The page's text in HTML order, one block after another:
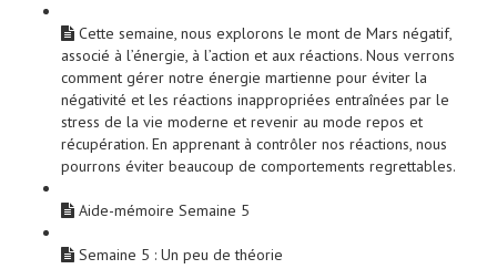
Cette semaine, nous explorons le mont de Mars négatif,
associé à l’énergie, à l’action et aux réactions. Nous verrons
comment gérer notre énergie martienne pour éviter la
négativité et les réactions inappropriées entraînées par le
stress de la vie moderne et revenir au mode repos et
récupération. En apprenant à contrôler nos réactions, nous
pourrons éviter beaucoup de comportements regrettables.
Aide-mémoire Semaine 5
Semaine 5 : Un peu de théorie